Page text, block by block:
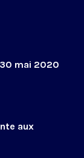
mai 2020
aux